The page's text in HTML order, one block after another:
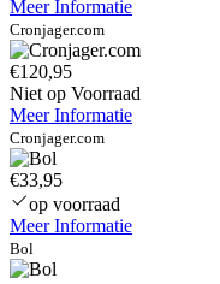
Meer Informatie
Cronjager.com
€120,95
Niet op Voorraad
Meer Informatie
Cronjager.com
€33,95
op voorraad
Meer Informatie
Bol